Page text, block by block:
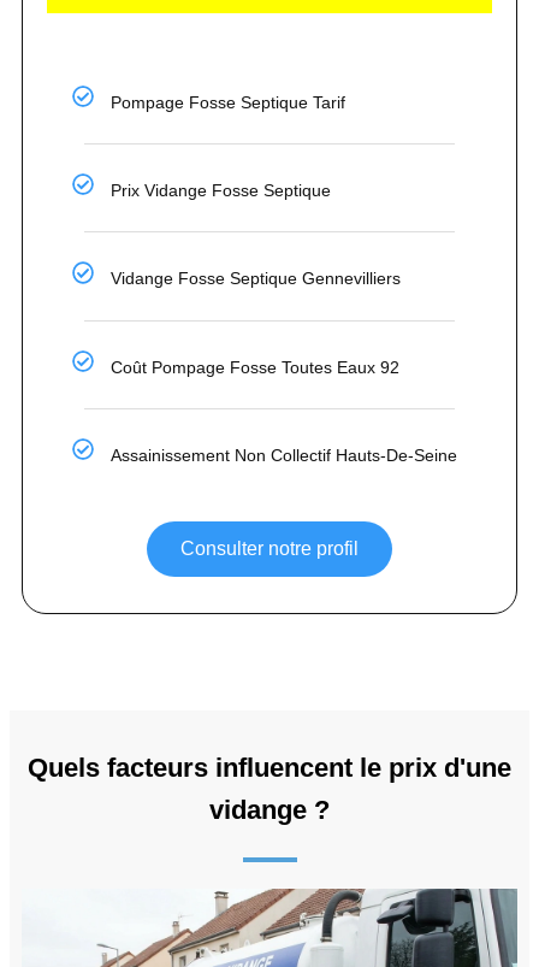
Pompage Fosse Septique Tarif
Prix Vidange Fosse Septique
Vidange Fosse Septique Gennevilliers
Coût Pompage Fosse Toutes Eaux 92
Assainissement Non Collectif Hauts-De-Seine
Consulter notre profil
Quels facteurs influencent le prix d'une
vidange ?